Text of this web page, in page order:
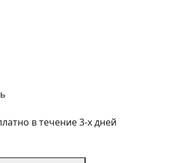
в течение3-х дней